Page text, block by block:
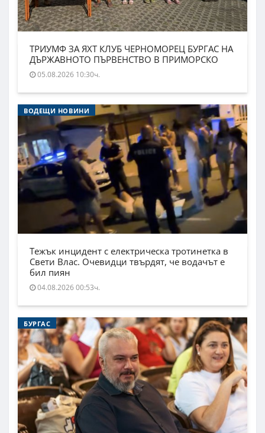
ТРИУМФ ЗА ЯХТ КЛУБ ЧЕРНОМОРЕЦ БУРГАС НА
ДЪРЖАВНОТО ПЪРВЕНСТВО В ПРИМОРСКО
05.08.2026 10:30ч.
ВОДЕЩИ НОВИНИ
Тежък инцидент с електрическа тротинетка в
Свети Влас. Очевидци твърдят, че водачът е
бил пиян
04.08.2026 00:53ч.
БУРГАС